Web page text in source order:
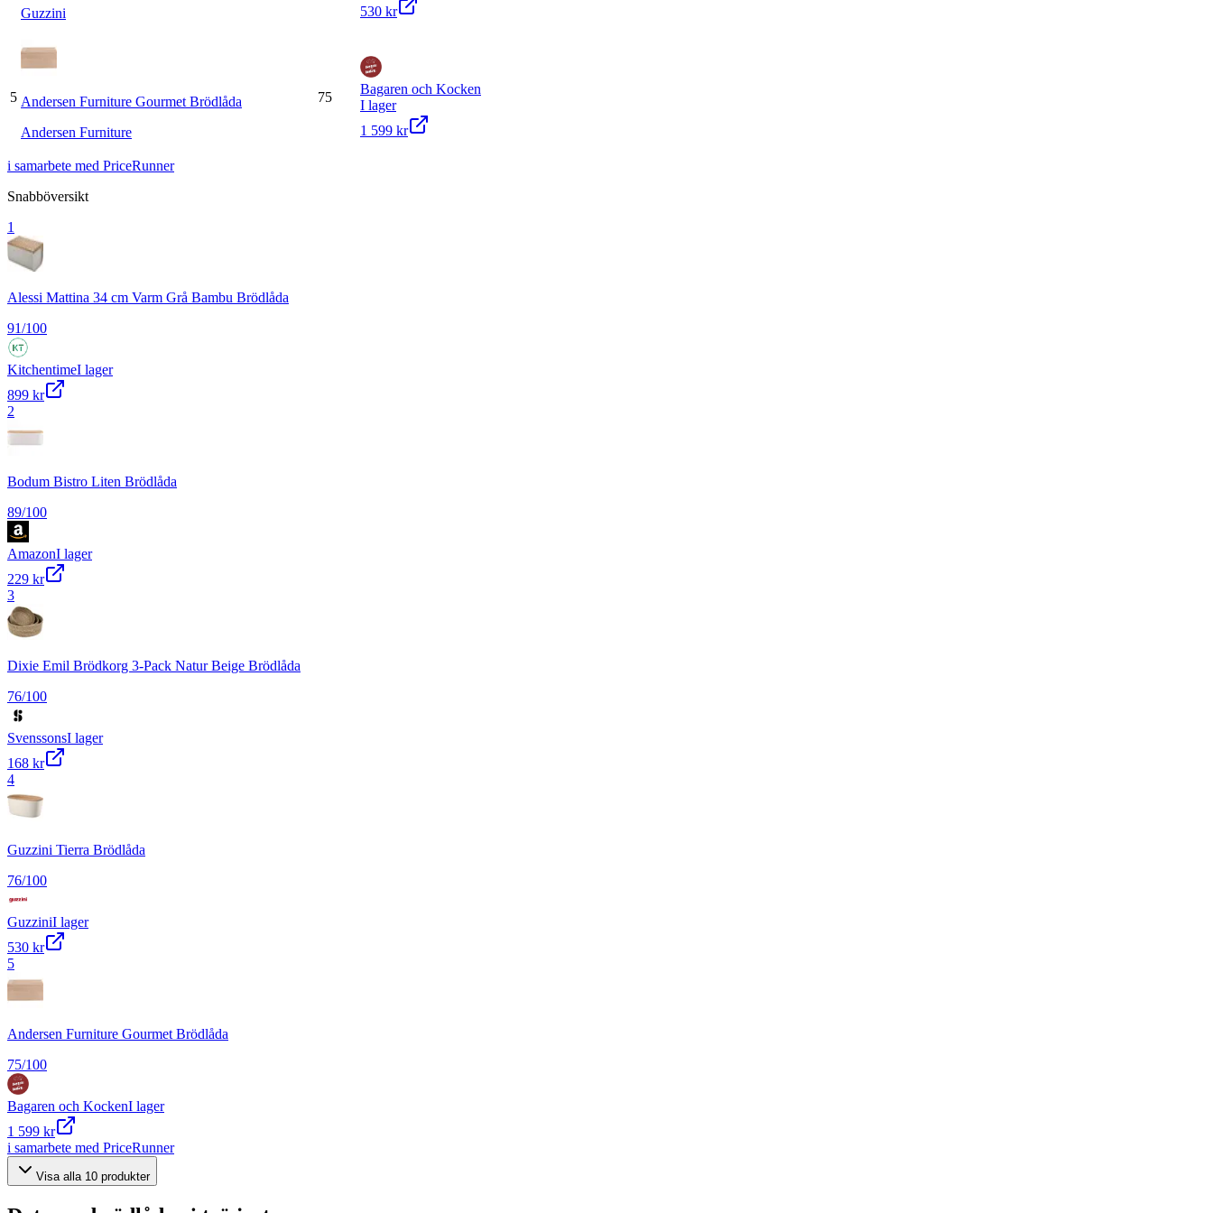
Guzzini
530 kr
5 Andersen Furniture Gourmet Brödlåda
Andersen Furniture
75
Bagaren och Kocken
I lager
1 599 kr
i samarbete med PriceRunner
Snabböversikt
1
Alessi Mattina 34 cm Varm Grå Bambu Brödlåda
91/100
KitchentimeI lager
899 kr
2
Bodum Bistro Liten Brödlåda
89/100
AmazonI lager
229 kr
3
Dixie Emil Brödkorg 3-Pack Natur Beige Brödlåda
76/100
SvenssonsI lager
168 kr
4
Guzzini Tierra Brödlåda
76/100
GuzziniI lager
530 kr
5
Andersen Furniture Gourmet Brödlåda
75/100
Bagaren och KockenI lager
1 599 kr
i samarbete med PriceRunner
Visa alla 10 produkter